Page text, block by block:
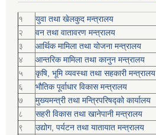
१
युवा तथा खेलकुद मन्त्रालय
२
वन तथा वातावरण मन्त्रालय
३
आर्थिक मामिला तथा योजना मन्त्रालय
४
आन्तरिक मामिला तथा कानुन मन्त्रालय
५
कृषि, भूमि व्यवस्था तथा सहकारी मन्त्रालय
६
भौतिक पूर्वाधार विकास मन्त्रालय
७
मुख्यमन्त्री तथा मन्त्रिपरिषद्को कार्यालय
८
सहरी विकास तथा खानेपानी मन्त्रालय
९
उद्योग, पर्यटन तथा यातायात मन्त्रालय